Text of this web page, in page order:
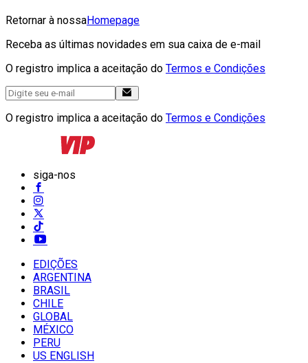
Retornar à nossaHomepage
Receba as últimas novidades em sua caixa de e-mail
O registro implica a aceitação do Termos e Condições
O registro implica a aceitação do Termos e Condições
siga-nos
EDIÇÕES
ARGENTINA
BRASIL
CHILE
GLOBAL
MÉXICO
PERU
US ENGLISH